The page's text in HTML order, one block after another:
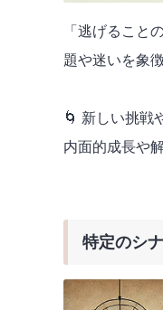
「逃げること
題や迷いを象
🌀 新しい挑戦
内面的成長や
特定のシ